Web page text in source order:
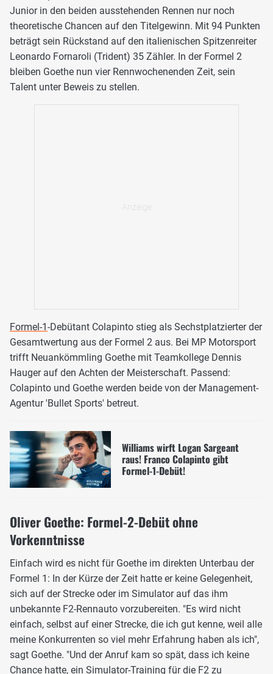
Junior in den beiden ausstehenden Rennen nur noch
theoretische Chancen auf den Titelgewinn. Mit 94 Punkten
beträgt sein Rückstand auf den italienischen Spitzenreiter
Leonardo Fornaroli (Trident) 35 Zähler. In der Formel 2
bleiben Goethe nun vier Rennwochenenden Zeit, sein
Talent unter Beweis zu stellen.
Formel-1-Debütant Colapinto stieg als Sechstplatzierter der
Gesamtwertung aus der Formel 2 aus. Bei MP Motorsport
trifft Neuankömmling Goethe mit Teamkollege Dennis
Hauger auf den Achten der Meisterschaft. Passend:
Colapinto und Goethe werden beide von der Management-
Agentur 'Bullet Sports' betreut.
Williams wirft Logan Sargeant
raus! Franco Colapinto gibt
Formel-1-Debüt!
Oliver Goethe: Formel-2-Debüt ohne
Vorkenntnisse
Einfach wird es nicht für Goethe im direkten Unterbau der
Formel 1: In der Kürze der Zeit hatte er keine Gelegenheit,
sich auf der Strecke oder im Simulator auf das ihm
unbekannte F2-Rennauto vorzubereiten. "Es wird nicht
einfach, selbst auf einer Strecke, die ich gut kenne, weil alle
meine Konkurrenten so viel mehr Erfahrung haben als ich",
sagt Goethe. "Und der Anruf kam so spät, dass ich keine
Chance hatte, ein Simulator-Training für die F2 zu